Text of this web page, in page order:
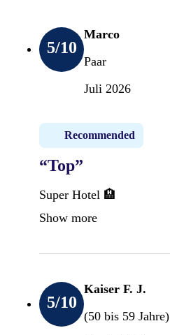
5/10
Marco
Paar
Juli 2026
Recommended
“Top”
Super Hotel 🏨
Show more
5/10
Kaiser F. J.
(50 bis 59 Jahre)